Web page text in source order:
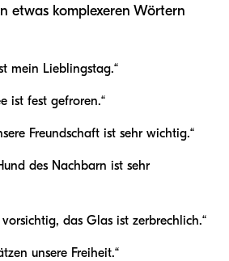
etwas komplexeren Wörtern
mein Lieblingstag.“
ist fest gefroren.“
Freundschaft ist sehr wichtig.“
des Nachbarn ist sehr
vorsichtig, das Glas ist zerbrechlich.“
unsere Freiheit.“